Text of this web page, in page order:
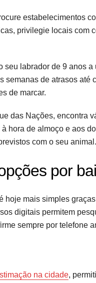
estabelecimentos
privilegie locais com
seu labrador de 9 anos a
semanas de atrasos até
de marcar.
das Nações, encontra
hora de almoço e aos
com o seu animal.
por
hoje mais simples
digitais permitem
sempre por telefone
na cidade,